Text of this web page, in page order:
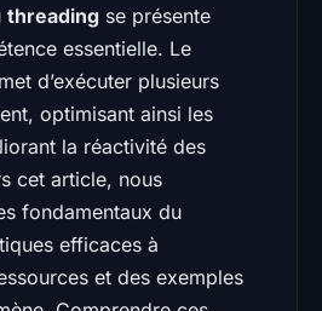
threading se présente
essentielle. Le
d’exécuter plusieurs
optimisant ainsi les
la réactivité des
cet article, nous
fondamentaux du
efficaces à
et des exemples